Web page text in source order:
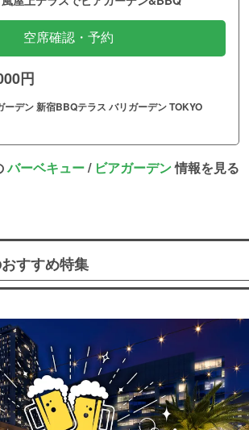
空席確認・予約
円
ーデン 新宿BBQテラス バリガーデン TOKYO
バーベキュー/ ビアガーデン情報を見る
すすめ特集